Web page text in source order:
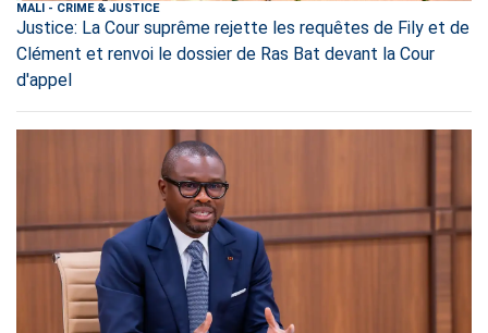
MALI - CRIME & JUSTICE
Justice: La Cour suprême rejette les requêtes de Fily et de
Clément et renvoi le dossier de Ras Bat devant la Cour
d'appel